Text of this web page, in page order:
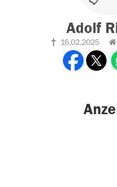
Adolf
16.02.2025